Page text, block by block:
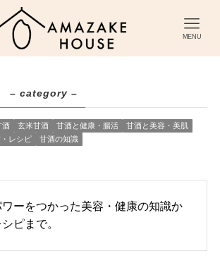
MENU
– category –
酒 玄米甘酒 甘酒と健康・腸活
甘酒と美容・美肌
レシピ 甘酒の知識
ーをつかった美容・健康の知識か
ピまで。